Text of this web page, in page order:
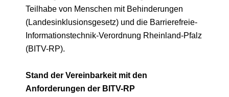
Teilhabe von Menschen mit Behinderungen
(Landesinklusionsgesetz) und die Barrierefreie-
Informationstechnik-Verordnung Rheinland-Pfalz
(BITV-RP).
Stand der Vereinbarkeit mit den
Anforderungen der BITV-RP